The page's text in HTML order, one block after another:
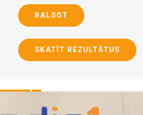
BALSOT
SKATĪT REZULTĀTUS